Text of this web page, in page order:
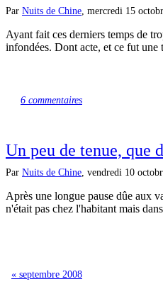
Par Nuits de Chine, mercredi 15
Ayant fait ces derniers temps de
infondées. Dont acte, et ce fut
6 commentaires
Un peu de tenue, que
Par Nuits de Chine vendredi 10
Après une longue pause dûe aux
n'était pas chez l'habitant mais
« septembre 2008